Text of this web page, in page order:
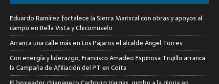
Eduardo Ramírez fortalece la Sierra Mariscal con obras y apoyos al
campo en Bella Vista y Chicomuselo
Arranca una calle más en Los Pájaros el alcalde Angel Torres
Con energía y liderazgo, Francisco Amadeo Espinosa Trujillo arranca
la Campaña de Afiliación del PT en Coita